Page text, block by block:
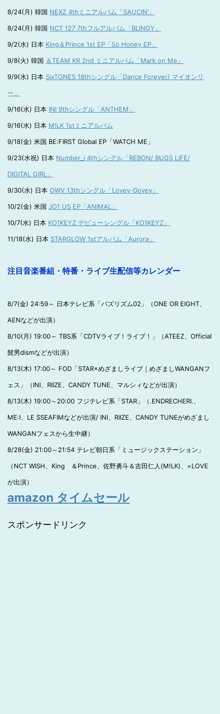
8/24(月) 韓国 NEXZ 4thミニアルバム「SAUCIN’」
8/24(月) 韓国 NCT 127 7thフルアルバム「BLINGY」
9/2(水) 日本 King＆Prince 1st EP「So Honey EP」
9/8(火) 韓国 ＆TEAM KR 2nd ミニアルバム「Mark on Me」
9/9(水) 日本 SixTONES 18thシングル「Dance Forever/ マイオンリ
ー」
9/16(水) 日本 INI 9thシングル「ANTHEM」
9/16(水) 日本 M!LK 1stミニアルバム
9/18(金) 米国 BE:FIRST Global EP「WATCH ME」
9/23(水祝) 日本 Number_i 4thシングル「REBON/ BUGS LIFE/
DIGITAL GIRL」
9/30(水) 日本 OWV 13thシングル「Lovey-Dovey」
10/2(金) 米国 JO1 US EP「ANIMAL」
10/7(水) 日本 KO1KEYZ デビューシングル「KO1KEYZ」
11/18(水) 日本 STARGLOW 1stアルバム「Aurora」
注目音楽番組・特番・ライブ生配信等カレンダー
8/7(金) 24:59～ 日本テレビ系「バズリズム02」（ONE OR EIGHT、
AENなどが出演）
8/10(月) 19:00～ TBS系「CDTVライブ！ライブ！」（ATEEZ、Official
髭男dismなどが出演）
8/13(木) 17:00～ FOD「STAR×めざましライブ｜めざましWANGANフ
ェス」（INI、RIIZE、CANDY TUNE、マルシィなどが出演）
8/13(木) 19:00～20:00 フジテレビ系「STAR」（.ENDRECHERI.、
ME:I、LE SSEAFIMなどが出演/ INI、RIIZE、CANDY TUNEがめざまし
WANGANフェスから生中継）
8/28(金) 21:00～21:54 テレビ朝日系「ミュージックステーション」
（NCT WISH、King ＆Prince、佐野勇斗＆吉田仁人(M!LK)、=LOVE
が出演）
amazon タイムセール
スポンサードリンク